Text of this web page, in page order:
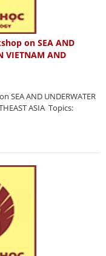
on SEA AND
VIETNAM AND
SEA AND UNDERWATER
ASIA Topics: